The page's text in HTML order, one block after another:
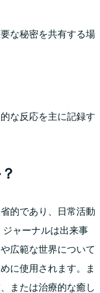
な秘密を共有する場
な反応を主に記録す
的であり、日常活動
ジャーナルは出来事
広範な世界について
に使用されます。ま
または治療的な癒し